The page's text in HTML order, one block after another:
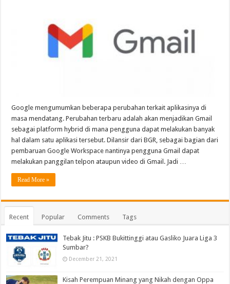
Google mengumumkan beberapa perubahan terkait aplikasinya di
masa mendatang. Perubahan terbaru adalah akan menjadikan Gmail
sebagai platform hybrid di mana pengguna dapat melakukan banyak
hal dalam satu aplikasi tersebut. Dilansir dari BGR, sebagai bagian dari
pembaruan Google Workspace nantinya pengguna Gmail dapat
melakukan panggilan telpon ataupun video di Gmail. Jadi …
Read More »
Recent Popular Comments Tags
Tebak Jitu : PSKB Bukittinggi atau Gasliko Juara Liga 3
Sumbar?
December 21, 2021
Kisah Perempuan Minang yang Nikah dengan Oppa